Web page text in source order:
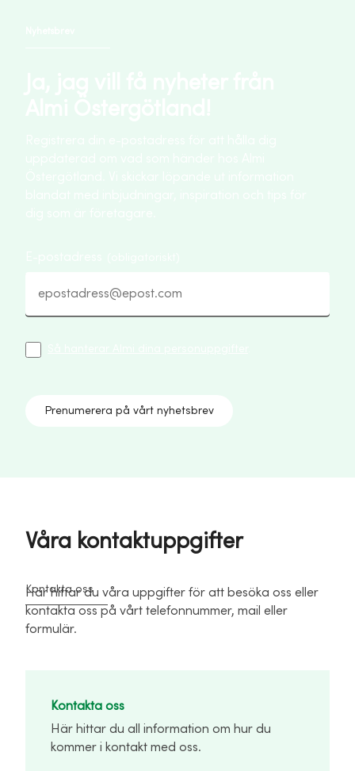
Prenumerera på vårt nyhetsbrev
Våra kontaktuppgifter
Kontakta oss
Här hittar du våra uppgifter för att besöka oss eller
kontakta oss på vårt telefonnummer, mail eller
formulär.
Kontakta oss
Här hittar du all information om hur du
kommer i kontakt med oss.